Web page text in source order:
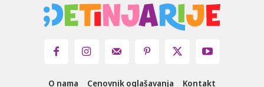
O nama Cenovnik oglašavanja Kontakt